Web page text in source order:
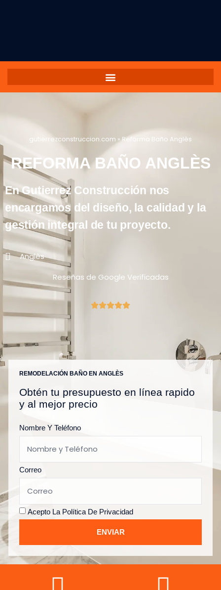
gutierrezconstruccion.com »Reforma Baño Anglès
REFORMA BAÑO ANGLÈS
En Gutierrez Construcción nos
encargamos del diseño, la calidad y la
gestión integral de tu proyecto.
Anglès
Reseñas de Google Verificadas
REMODELACIÓN BAÑO EN ANGLÈS
Obtén tu presupuesto en línea rapido
y al mejor precio
Nombre Y Teléfono
Correo
Acepto La Política De Privacidad
ENVIAR